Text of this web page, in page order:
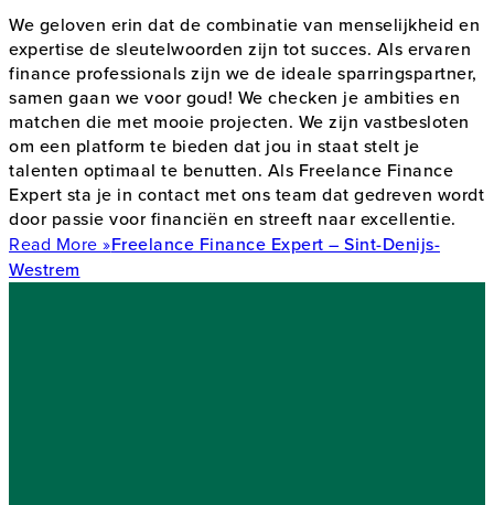
We geloven erin dat de combinatie van menselijkheid en
expertise de sleutelwoorden zijn tot succes. Als ervaren
finance professionals zijn we de ideale sparringspartner,
samen gaan we voor goud! We checken je ambities en
matchen die met mooie projecten. We zijn vastbesloten
om een platform te bieden dat jou in staat stelt je
talenten optimaal te benutten. Als Freelance Finance
Expert sta je in contact met ons team dat gedreven wordt
door passie voor financiën en streeft naar excellentie.
Read More »Freelance Finance Expert – Sint-Denijs-
Westrem